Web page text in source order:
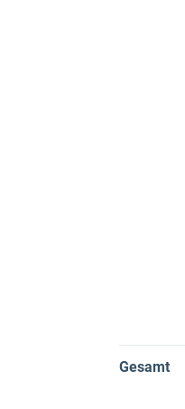
Gesamt